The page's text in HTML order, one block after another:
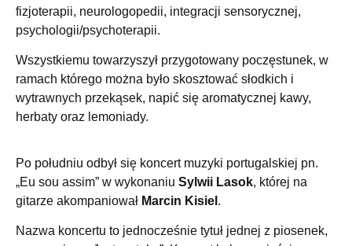
fizjoterapii, neurologopedii, integracji sensorycznej,
psychologii/psychoterapii.
Wszystkiemu towarzyszył przygotowany poczęstunek, w
ramach którego można było skosztować słodkich i
wytrawnych przekąsek, napić się aromatycznej kawy,
herbaty oraz lemoniady.
Po południu odbył się koncert muzyki portugalskiej pn.
„Eu sou assim” w wykonaniu Sylwii Lasok, której na
gitarze akompaniował Marcin Kisiel .
Nazwa koncertu to jednocześnie tytuł jednej z piosenek,